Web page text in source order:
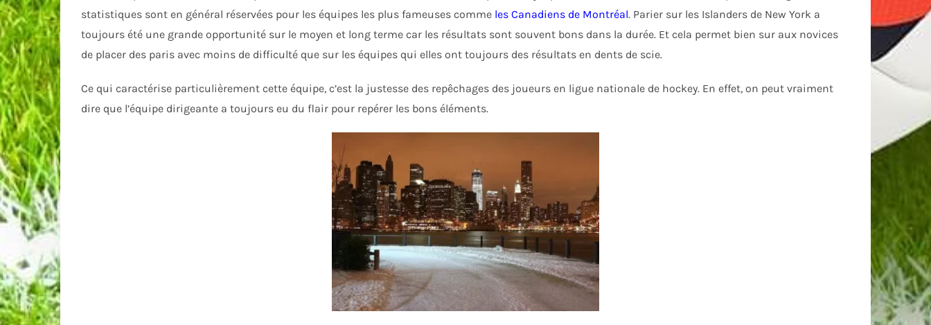
statistiques sont en général réservées pour les équipes les plus fameuses comme les Canadiens de Montréal. Parier sur les Islanders de New York a
toujours été une grande opportunité sur le moyen et long terme car les résultats sont souvent bons dans la durée. Et cela permet bien sur aux novices
de placer des paris avec moins de difficulté que sur les équipes qui elles ont toujours des résultats en dents de scie.
Ce qui caractérise particulièrement cette équipe, c’est la justesse des repêchages des joueurs en ligue nationale de hockey. En effet, on peut vraiment
dire que l’équipe dirigeante a toujours eu du flair pour repérer les bons éléments.